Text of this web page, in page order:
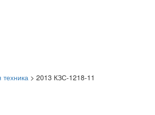
> 2013 КЗС-1218-11